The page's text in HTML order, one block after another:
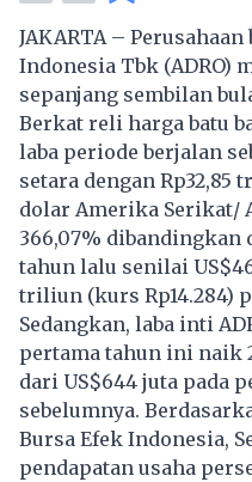
JAKARTA – Perusahaan
Indonesia Tbk (ADRO)
sepanjang sembilan
Berkat reli harga batu
laba periode berjalan
setara dengan Rp32,85
dolar Amerika Serikat/
366,07% dibandingkan
tahun lalu senilai
triliun (kurs Rp14.284)
Sedangkan, laba inti
pertama tahun ini naik
dari US$644 juta pada
sebelumnya.
Bursa Efek Indonesia,
pendapatan usaha